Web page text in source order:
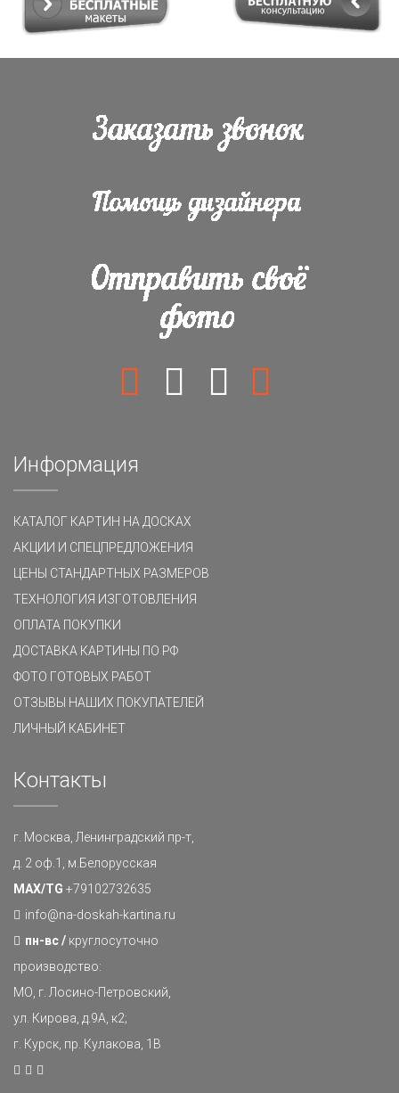
Информация
КАТАЛОГ КАРТИН НА ДОСКАХ
АКЦИИ И СПЕЦПРЕДЛОЖЕНИЯ
ЦЕНЫ СТАНДАРТНЫХ РАЗМЕРОВ
ТЕХНОЛОГИЯ ИЗГОТОВЛЕНИЯ
ОПЛАТА ПОКУПКИ
ДОСТАВКА КАРТИНЫ ПО РФ
ФОТО ГОТОВЫХ РАБОТ
ОТЗЫВЫ НАШИХ ПОКУПАТЕЛЕЙ
ЛИЧНЫЙ КАБИНЕТ
Контакты
г. Москва, Ленинградский пр-т,
д. 2 оф.1, м.Белорусская
MAX/TG +79102732635
info@na-doskah-kartina.ru
пн-вс / круглосуточно
производство:
МО, г. Лосино-Петровский,
ул. Кирова, д.9А, к2;
г. Курск, пр. Кулакова, 1В